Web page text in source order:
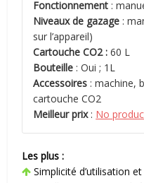
Fonctionnement :
Niveaux de gazage :
sur l’appareil)
Cartouche CO2 :60 L
Bouteille : Oui ; 1L
Accessoires : machine,
cartouche CO2
Meilleur prix: No
Les plus :
Simplicité d’utilisation et